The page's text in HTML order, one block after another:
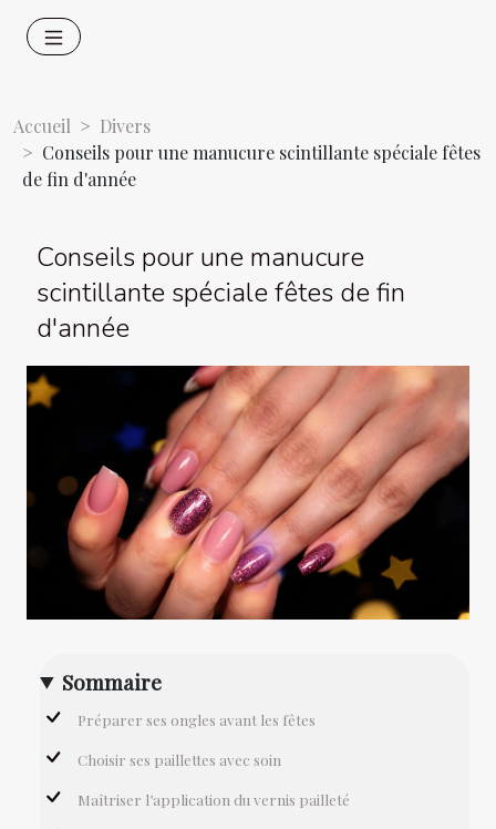
Accueil
Divers
Conseils pour une manucure scintillante spéciale fêtes
de fin d'année
Conseils pour une manucure
scintillante spéciale fêtes de fin
d'année
Sommaire
Préparer ses ongles avant les fêtes
Choisir ses paillettes avec soin
Maîtriser l’application du vernis pailleté